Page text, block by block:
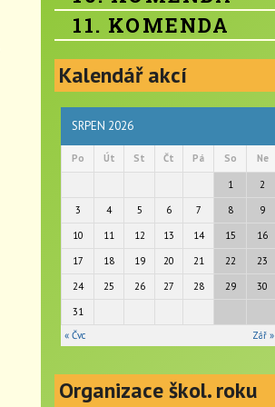
11. KOMENDA
Kalendář akcí
SRPEN 2026
Po Út St Čt Pá So Ne
1
2
3
4 5 6 7 8
9
10
11 12 13 14 15
16
17
18 19 20 21 22
23
24
25 26 27 28 29
30
31
« Čvc
Zář »
Organizace škol. roku